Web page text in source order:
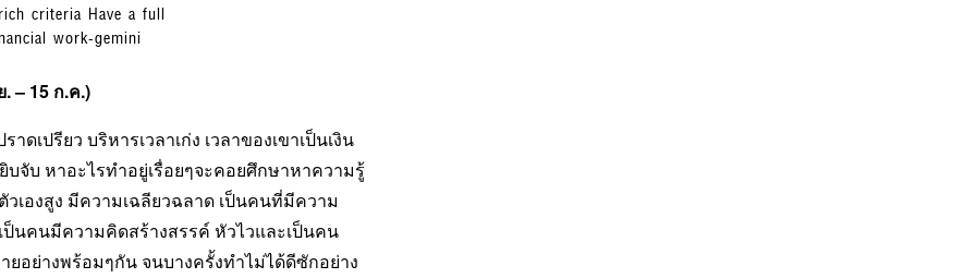
criteria Have a full
work-gemini
– 15ก.ค.)
ปรียว บริหารเวลาเก่ง เวลาของเขาเป็นเงิน
บ หาอะไรทำอยู่เรื่อยๆจะคอยศึกษาหาความรู้
องสูง มีความเฉลียวฉลาด เป็นคนที่มีความ
คนมีความคิดสร้างสรรค์ หัวไวและเป็นคน
อย่างพร้อมๆกัน จนบางครั้งทำไม่ได้ดีซักอย่าง